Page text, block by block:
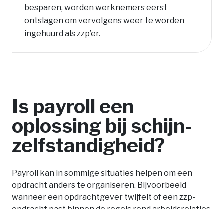
besparen, worden werknemers eerst
ontslagen om vervolgens weer te worden
ingehuurd als zzp’er.
Is payroll een
oplossing bij schijn-
zelfstandigheid?
Payroll kan in sommige situaties helpen om een
opdracht anders te organiseren. Bijvoorbeeld
wanneer een opdrachtgever twijfelt of een zzp-